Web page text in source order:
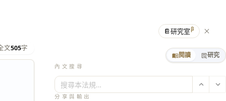
文505字
閱讀 研究
內文搜尋
搜尋本法規…
分享與輸出
📔研究室β